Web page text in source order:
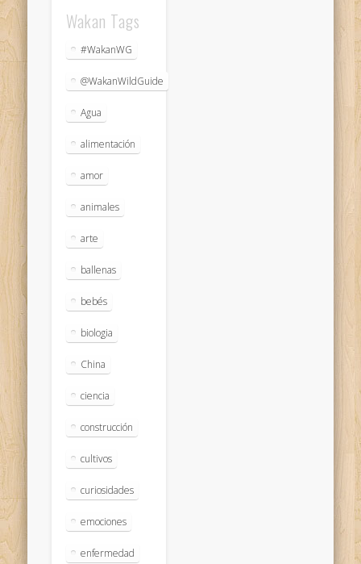
Wakan Tags
#WakanWG
@WakanWildGuide
Agua
alimentación
amor
animales
arte
ballenas
bebés
biologia
China
ciencia
construcción
cultivos
curiosidades
emociones
enfermedad